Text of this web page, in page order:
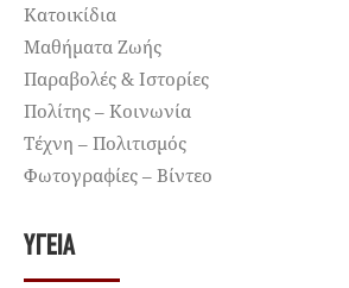
Κατοικίδια
Μαθήματα Ζωής
Παραβολές & Ιστορίες
Πολίτης – Κοινωνία
Τέχνη – Πολιτισμός
Φωτογραφίες – Βίντεο
ΥΓΕΊΑ